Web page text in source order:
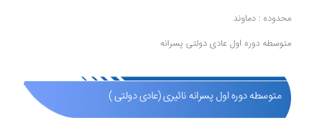
محدوده : دماوند
متوسطه دوره اول عادی دولتی پسرانه
متوسطه دوره اول پسرانه نائیری (عادی دولتی )